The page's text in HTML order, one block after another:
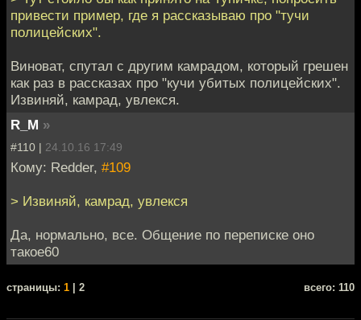
привести пример, где я рассказываю про "тучи
полицейских".
Виноват, спутал с другим камрадом, который грешен
как раз в рассказах про "кучи убитых полицейских".
Извиняй, камрад, увлекся.
R_M »
#110 | 24.10.16 17:49
Кому: Redder, #109
> Извиняй, камрад, увлекся
Да, нормально, все. Общение по переписке оно
такое60
cтраницы: 1 | 2 всего: 110